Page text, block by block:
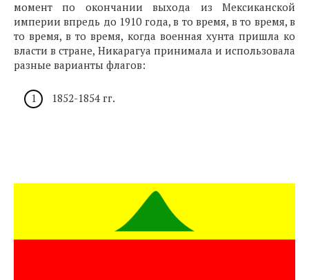
момент по окончании выхода из Мексиканской
империи впредь до 1910 года, в то время, в то время, в
то время, в то время, когда военная хунта пришла ко
власти в стране, Никарагуа принимала и использовала
разные варианты флагов:
1852-1854 гг.